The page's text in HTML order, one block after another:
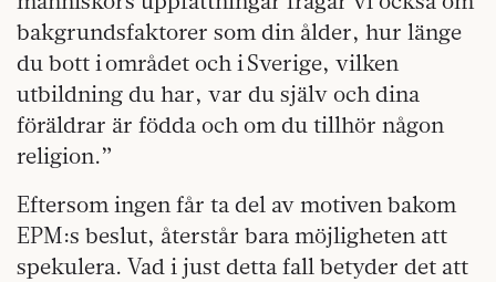
bakgrundsfaktorer som din ålder, hur länge
du bott i området och i Sverige, vilken
utbildning du har, var du själv och dina
föräldrar är födda och om du tillhör någon
religion.”
Eftersom ingen får ta del av motiven bakom
EPM:s beslut, återstår bara möjligheten att
spekulera. Vad i just detta fall betyder det att